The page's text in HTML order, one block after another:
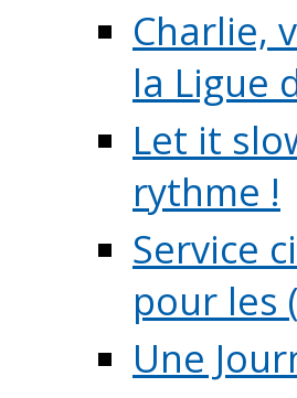
Charlie,
la Ligue
Let it
rythme !
Service
pour les
Une